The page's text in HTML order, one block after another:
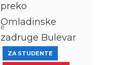
preko
Omladinske
zadruge Bulevar
ZA STUDENTE